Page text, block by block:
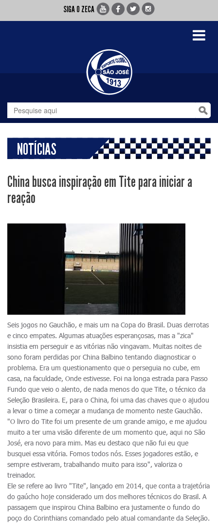
SIGA O ZECA
Toggle
NOTÍCIAS
China busca inspiração em Tite para iniciar a
reação
Seis jogos no Gauchão, e mais um na Copa do Brasil. Duas derrotas
e cinco empates. Algumas atuações esperançosas, mas a "zica"
insistia em perseguir e as vitórias não vingavam. Muitas noites de
sono foram perdidas por China Balbino tentando diagnosticar o
problema. Era um questionamento que o perseguia no cube, em
casa, na faculdade, Onde estivesse. Foi na longa estrada para Passo
Fundo que veio o alento, de nada menos do que Tite, o técnico da
Seleção Brasileira. E, para o China, foi uma das chaves que o ajudou
a levar o time a começar a mudança de momento neste Gauchão.
"O livro do Tite foi um presente de um grande amigo, e me ajudou
muito a ter uma visão diferente de um momento que, aqui no São
José, era novo para mim. Mas eu destaco que não fui eu que
busquei essa vitória. Fomos todos nós. Esses jogadores estão, e
sempre estiveram, trabalhando muito para isso", valoriza o
treinador.
Ele se refere ao livro "Tite", lançado em 2014, que conta a trajetória
do gaúcho hoje considerado um dos melhores técnicos do Brasil. A
passagem que inspirou China Balbino era justamente o fundo do
poço do Corinthians comandado pelo atual comandante da Seleção.